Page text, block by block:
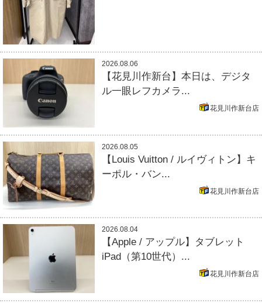
2026.08.06
【花見川作新台】本日は、デジタ
ル一眼レフカメラ...
花見川作新台店
2026.08.05
【Louis Vuitton / ルイヴィトン】キ
ーポル・バン...
花見川作新台店
2026.08.04
【Apple / アップル】タブレット
iPad（第10世代）...
花見川作新台店